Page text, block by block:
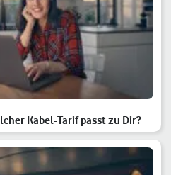
Kabel-Tarif passt zu Dir?